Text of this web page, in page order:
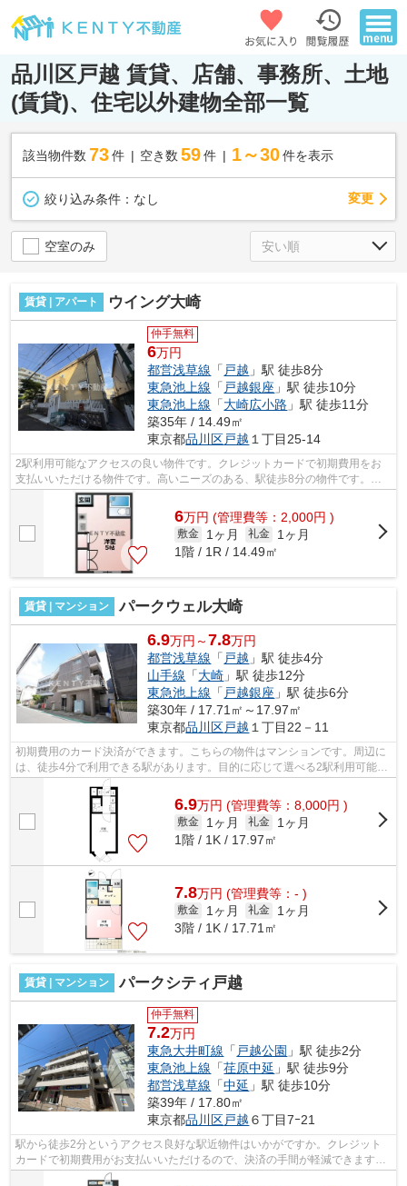
品川区戸越 賃貸、店舗、事務所、土地
(賃貸)、住宅以外建物全部一覧
該当物件数 73件 空き数 59 件 1～30 件を表示
絞り込み条件： なし 変更
空室のみ
賃貸 | アパート ウイング大崎
仲手無料
6万円
都営浅草線 「 戸越 」駅 徒歩8分
東急池上線 「 戸越銀座 」駅 徒歩10分
東急池上線 「大崎広小路 」駅 徒歩11分
築35年 / 14.49㎡
東京都品川区戸越 １丁目25-14
2駅利用可能なアクセスの良い物件です。クレジットカードで初期費用をお
支払いいただける物件です。高いニーズのある、駅徒歩8分の物件です。こ
ちらの物件はアパートです。当社イチオ...
6万円 (管理費等：2,000円 )
敷金 1ヶ月 礼金
1ヶ月
1階 / 1R / 14.49㎡
賃貸 | マンション パークウェル大崎
6.9万円～7.8万円
都営浅草線 「 戸越 」駅 徒歩4分
山手線 「大崎 」駅 徒歩12分
東急池上線 「 戸越銀座 」駅 徒歩6分
築30年 / 17.71㎡～17.97㎡
東京都品川区戸越 １丁目22－11
初期費用のカード決済ができます。こちらの物件はマンションです。周辺に
は、徒歩4分で利用できる駅があります。目的に応じて選べる2駅利用可能な
物件です。空気の入れ替えができる風...
6.9万円 (管理費等：8,000円 )
敷金 1ヶ月 礼金
1ヶ月
1階 / 1K / 17.97㎡
7.8万円 (管理費等：- )
敷金 1ヶ月 礼金
1ヶ月
3階 / 1K / 17.71㎡
賃貸 | マンション パークシティ戸越
仲手無料
7.2万円
東急大井町線 「 戸越公園 」駅 徒歩2分
東急池上線 「荏原中延 」駅 徒歩9分
都営浅草線 「中延 」駅 徒歩10分
築39年 / 17.80㎡
東京都品川区戸越 ６丁目7ｰ21
駅から徒歩2分というアクセス良好な駅近物件はいかがですか。クレジット
カードで初期費用がお支払いいただけるので、決済の手間が軽減できます。
こちらのマンションは2駅が近くにあり...